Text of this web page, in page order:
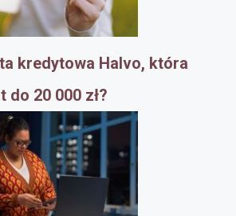
kredytowa Halvo, która
do 20 000 zł?